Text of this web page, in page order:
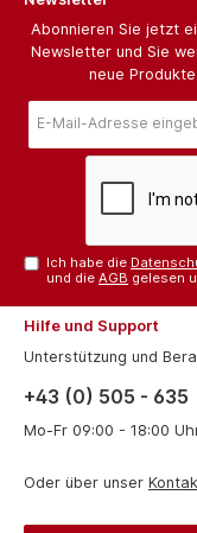
Abonnieren Sie jetzt
Newsletter und Sie
neue
Ich habe die
und dieAGB gelesen
Hilfe und Support
Unterstützung und
+43 (0) 505 - 635
Mo-Fr 09:00 - 18:00
Oder über unser